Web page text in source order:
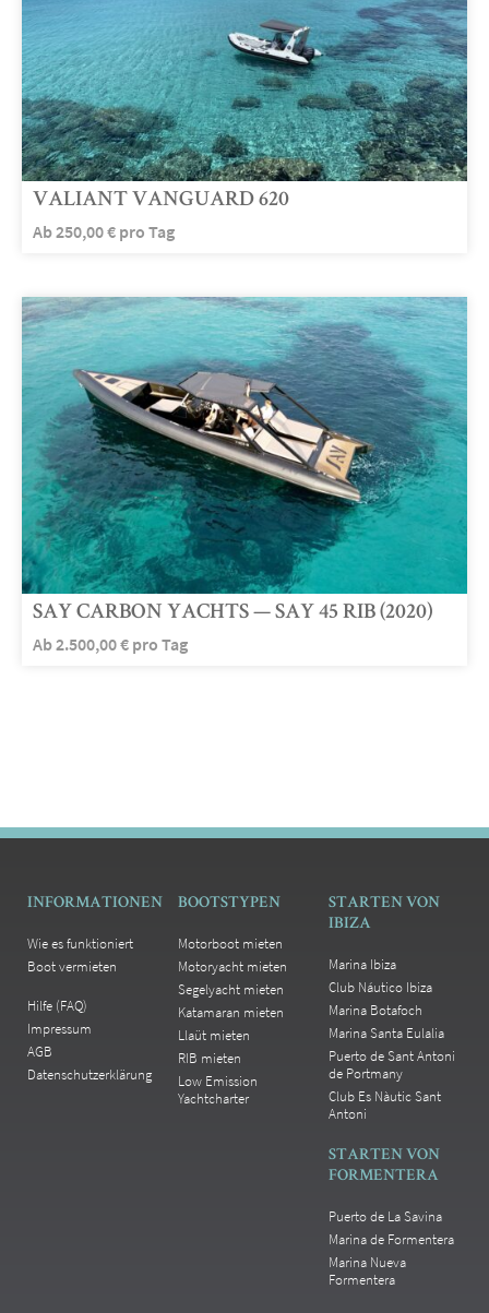
VALIANT VANGUARD 620
Ab250,00€ pro Tag
SAY CARBON YACHTS — SAY 45 RIB (2020)
Ab2.500,00€ pro Tag
INFORMATIONEN
Wie es funktioniert
Boot vermieten
Hilfe (FAQ)
Impressum
AGB
Datenschutzerklärung
BOOTSTYPEN
Motorboot mieten
Motoryacht mieten
Segelyacht mieten
Katamaran mieten
Llaüt mieten
RIB mieten
Low Emission
Yachtcharter
STARTEN VON
IBIZA
Marina Ibiza
Club Náutico Ibiza
Marina Botafoch
Marina Santa Eulalia
Puerto de Sant Antoni
de Portmany
Club Es Nàutic Sant
Antoni
STARTEN VON
FORMENTERA
Puerto de La Savina
Marina de Formentera
Marina Nueva
Formentera